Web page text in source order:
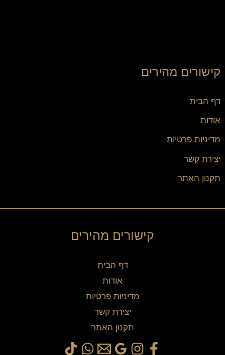
קישורים מהירים
דף הבית
אודות
מדיניות פרטיות
יצירת קשר
תקנון האתר
קישורים מהירים
דף הבית
אודות
מדיניות פרטיות
יצירת קשר
תקנון האתר